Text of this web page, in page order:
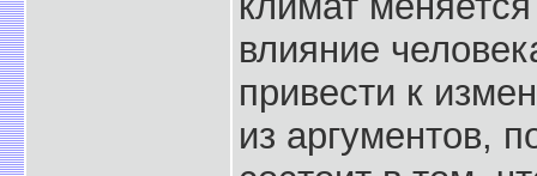
влияние
привести к
из аргументов,